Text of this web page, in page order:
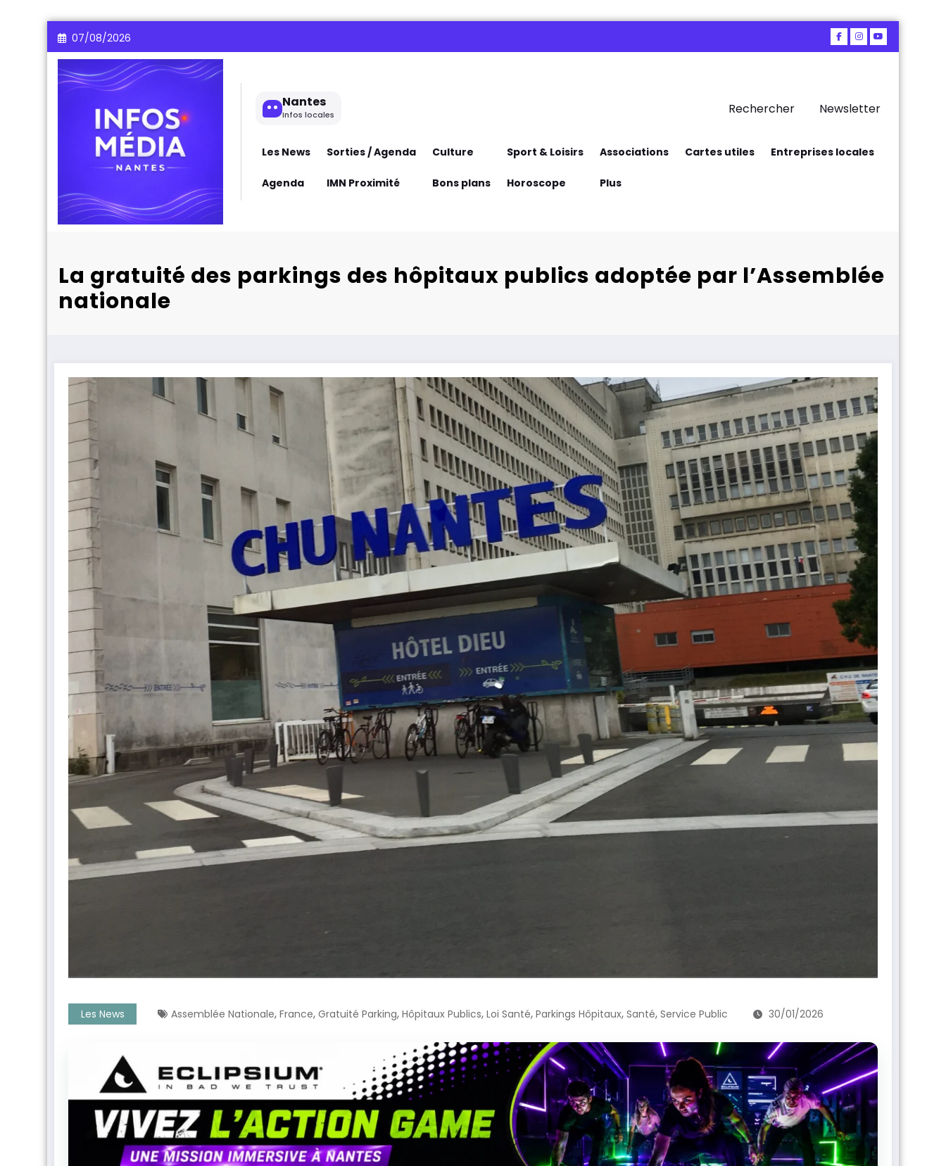
Aller
au
contenu
07/08/2026
Nantes
Infos locales Rechercher Newsletter
Les News Sorties / Agenda Culture Sport & Loisirs Associations Cartes utiles Entreprises locales
Agenda IMN Proximité Bons plans Horoscope Plus
La gratuité des parkings des hôpitaux publics adoptée par l’Assemblée
nationale
Les News Assemblée Nationale, France, Gratuité Parking, Hôpitaux Publics, Loi Santé, Parkings Hôpitaux, Santé, Service Public 30/01/2026